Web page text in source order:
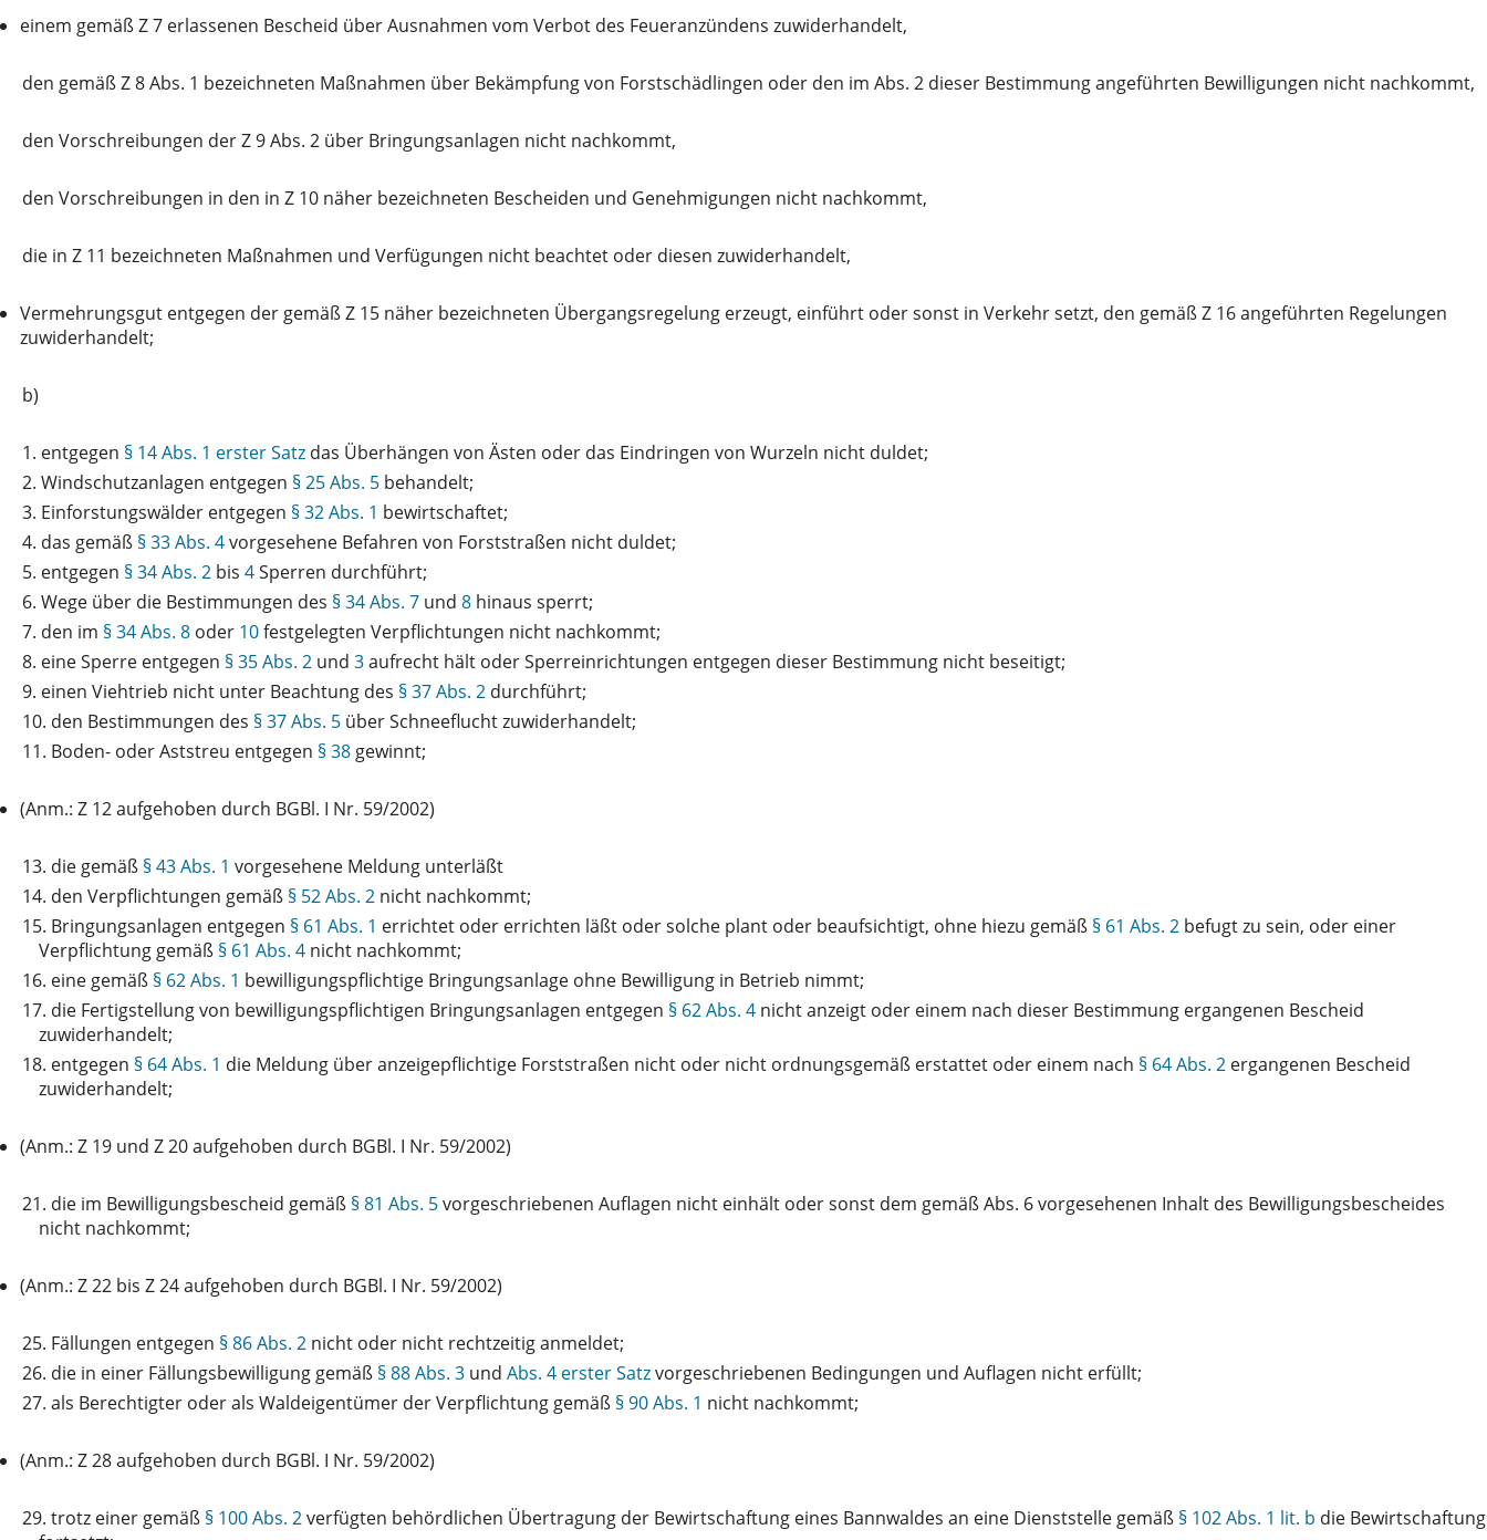
einem gemäß Z 7 erlassenen Bescheid über Ausnahmen vom Verbot des Feueranzündens zuwiderhandelt,
den gemäß Z 8 Abs. 1 bezeichneten Maßnahmen über Bekämpfung von Forstschädlingen oder den im Abs. 2 dieser Bestimmung angeführten Bewilligungen nicht nachkommt,
den Vorschreibungen der Z 9 Abs. 2 über Bringungsanlagen nicht nachkommt,
den Vorschreibungen in den in Z 10 näher bezeichneten Bescheiden und Genehmigungen nicht nachkommt,
die in Z 11 bezeichneten Maßnahmen und Verfügungen nicht beachtet oder diesen zuwiderhandelt,
Vermehrungsgut entgegen der gemäß Z 15 näher bezeichneten Übergangsregelung erzeugt, einführt oder sonst in Verkehr setzt, den gemäß Z 16 angeführten Regelungen
zuwiderhandelt;
b)
1. entgegen § 14 Abs. 1 erster Satz das Überhängen von Ästen oder das Eindringen von Wurzeln nicht duldet;
2. Windschutzanlagen entgegen § 25 Abs. 5 behandelt;
3. Einforstungswälder entgegen § 32 Abs. 1 bewirtschaftet;
4. das gemäß § 33 Abs. 4vorgesehene Befahren von Forststraßen nicht duldet;
5. entgegen § 34 Abs. 2 bis 4Sperren durchführt;
6. Wege über die Bestimmungen des § 34 Abs. 7 und 8 hinaus sperrt;
7. den im § 34 Abs. 8 oder 10festgelegten Verpflichtungen nicht nachkommt;
8. eine Sperre entgegen § 35 Abs. 2 und 3aufrecht hält oder Sperreinrichtungen entgegen dieser Bestimmung nicht beseitigt;
9. einen Viehtrieb nicht unter Beachtung des § 37 Abs. 2 durchführt;
10. den Bestimmungen des § 37 Abs. 5 über Schneeflucht zuwiderhandelt;
11. Boden- oder Aststreu entgegen § 38 gewinnt;
(Anm.: Z 12 aufgehoben durch BGBl. I Nr. 59/2002)
13. die gemäß § 43 Abs. 1 vorgesehene Meldung unterläßt
14. den Verpflichtungen gemäß § 52 Abs. 2 nicht nachkommt;
15. Bringungsanlagen entgegen § 61 Abs. 1 errichtet oder errichten läßt oder solche plant oder beaufsichtigt, ohne hiezu gemäß § 61 Abs. 2 befugt zu sein, oder einer
Verpflichtung gemäß § 61 Abs. 4 nicht nachkommt;
16. eine gemäß § 62 Abs. 1 bewilligungspflichtige Bringungsanlage ohne Bewilligung in Betrieb nimmt;
17. die Fertigstellung von bewilligungspflichtigen Bringungsanlagen entgegen § 62 Abs. 4 nicht anzeigt oder einem nach dieser Bestimmung ergangenen Bescheid
zuwiderhandelt;
18. entgegen § 64 Abs. 1 die Meldung über anzeigepflichtige Forststraßen nicht oder nicht ordnungsgemäß erstattet oder einem nach § 64 Abs. 2 ergangenen Bescheid
zuwiderhandelt;
(Anm.: Z 19 und Z 20 aufgehoben durch BGBl. I Nr. 59/2002)
21. die im Bewilligungsbescheid gemäß § 81 Abs. 5vorgeschriebenen Auflagen nicht einhält oder sonst dem gemäß Abs. 6 vorgesehenen Inhalt des Bewilligungsbescheides
nicht nachkommt;
(Anm.: Z 22 bis Z 24 aufgehoben durch BGBl. I Nr. 59/2002)
25. Fällungen entgegen § 86 Abs. 2 nicht oder nicht rechtzeitig anmeldet;
26. die in einer Fällungsbewilligung gemäß § 88 Abs. 3 und Abs. 4 erster Satzvorgeschriebenen Bedingungen und Auflagen nicht erfüllt;
27. als Berechtigter oder als Waldeigentümer der Verpflichtung gemäß § 90 Abs. 1 nicht nachkommt;
(Anm.: Z 28 aufgehoben durch BGBl. I Nr. 59/2002)
29. trotz einer gemäß § 100 Abs. 2verfügten behördlichen Übertragung der Bewirtschaftung eines Bannwaldes an eine Dienststelle gemäß § 102 Abs. 1 lit. b die Bewirtschaftung